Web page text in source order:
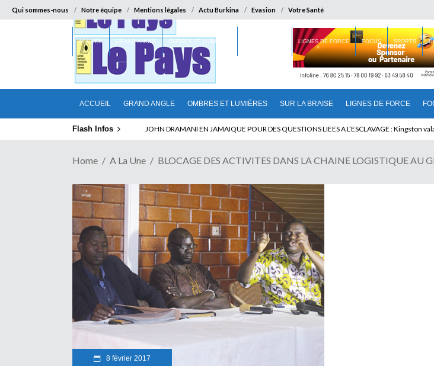
Qui sommes-nous Notre équipe Mentions légales Actu Burkina Evasion Votre Santé
ACCUEIL GRAND ANGLE OMBRES ET LUMIÈRES SUR LA BRAISE LIGNES DE FORCE
ACCUEIL GRAND ANGLE OMBRES ET LUMIÈRES LIGNES DE FORCE FOCUS SPORTS
Flash Infos ELECTION DE TALON A LA TETE DU SENAT BENINOIS : Quand Patrice quitte le pouvoir
Home A La Une BLOCAGE DES ACTIVITES DANS LA CHAINE LOGISTIQUE AU
8 février 2017